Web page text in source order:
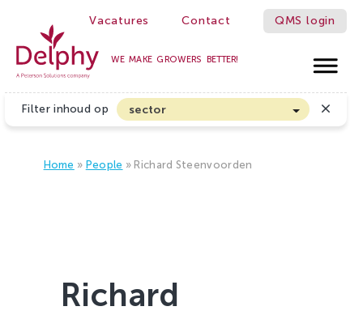
Vacatures Contact QMS login
Delphy WE MAKE GROWERS BETTER!
Filter inhoud op
sector
Biologische Land- en Tuinbouw
Glasgroenten
Home » People » Richard Steenvoorden
Richard